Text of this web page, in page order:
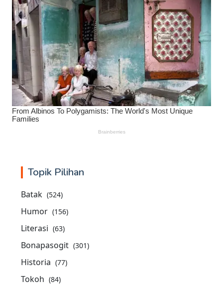
Topik Pilihan
Batak (524)
Humor (156)
Literasi (63)
Bonapasogit (301)
Historia (77)
Tokoh (84)